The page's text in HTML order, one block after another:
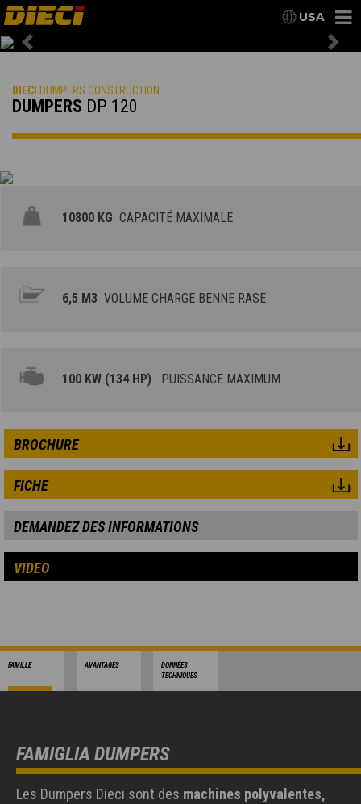
USA
Previous
DIECI DUMPERS CONSTRUCTION
DUMPERS DP 120
10800 KG CAPACITÉ MAXIMALE
6,5 M3 VOLUME CHARGE BENNE RASE
100 KW (134 HP) PUISSANCE MAXIMUM
BROCHURE
FICHE
DEMANDEZ DES INFORMATIONS
VIDEO
FAMILLE AVANTAGES
DONNÉES
TECHNIQUES
FAMIGLIA DUMPERS
Les Dumpers Dieci sont des machines polyvalentes,